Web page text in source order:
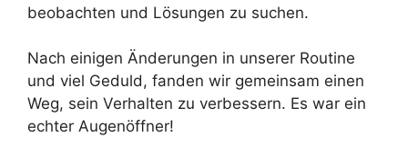
beobachten und Lösungen zu suchen.
Nach einigen Änderungen in unserer Routine
und viel Geduld, fanden wir gemeinsam einen
Weg, sein Verhalten zu verbessern. Es war ein
echter Augenöffner!